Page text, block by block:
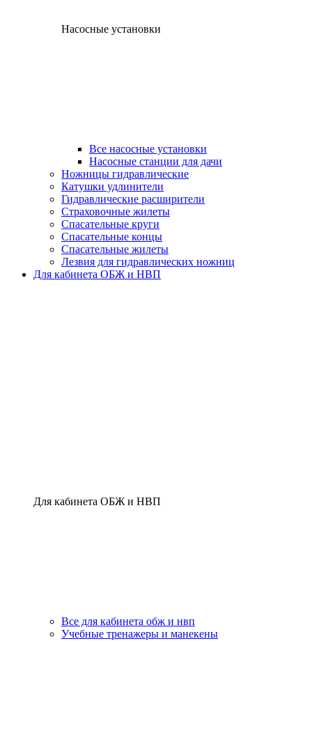
Насосные установки
Все насосные установки
Насосные станции для дачи
Ножницы гидравлические
Катушки удлинители
Гидравлические расширители
Страховочные жилеты
Спасательные круги
Спасательные концы
Спасательные жилеты
Лезвия для гидравлических ножниц
Для кабинета ОБЖ и НВП
Для кабинета ОБЖ и НВП
Все для кабинета обж и нвп
Учебные тренажеры и манекены